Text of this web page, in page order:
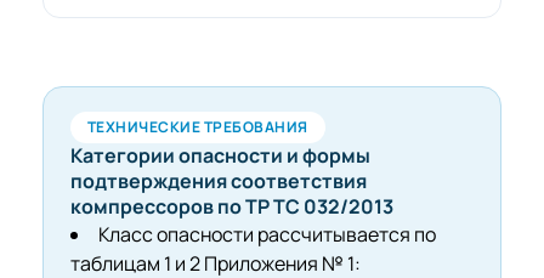
ТЕХНИЧЕСКИЕ ТРЕБОВАНИЯ
Категории опасности и формы
подтверждения соответствия
компрессоров по ТР ТС 032/2013
Класс опасности рассчитывается по
таблицам 1 и 2 Приложения № 1: